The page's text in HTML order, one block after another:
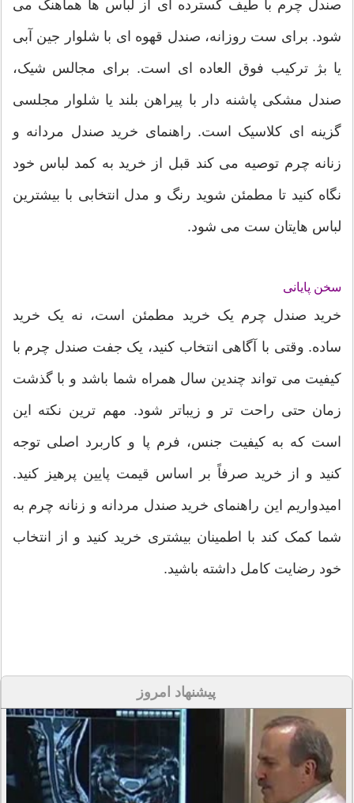
صندل چرم با طیف گسترده ای از لباس ها هماهنگ می
شود. برای ست روزانه، صندل قهوه ای با شلوار جین آبی
یا بژ ترکیب فوق العاده ای است. برای مجالس شیک،
صندل مشکی پاشنه دار با پیراهن بلند یا شلوار مجلسی
گزینه ای کلاسیک است. راهنمای خرید صندل مردانه و
زنانه چرم توصیه می کند قبل از خرید به کمد لباس خود
نگاه کنید تا مطمئن شوید رنگ و مدل انتخابی با بیشترین
لباس هایتان ست می شود.
سخن پایانی
خرید صندل چرم یک خرید مطمئن است، نه یک خرید
ساده. وقتی با آگاهی انتخاب کنید، یک جفت صندل چرم با
کیفیت می تواند چندین سال همراه شما باشد و با گذشت
زمان حتی راحت تر و زیباتر شود. مهم ترین نکته این
است که به کیفیت جنس، فرم پا و کاربرد اصلی توجه
کنید و از خرید صرفاً بر اساس قیمت پایین پرهیز کنید.
امیدواریم این راهنمای خرید صندل مردانه و زنانه چرم به
شما کمک کند با اطمینان بیشتری خرید کنید و از انتخاب
خود رضایت کامل داشته باشید.
پیشنهاد امروز